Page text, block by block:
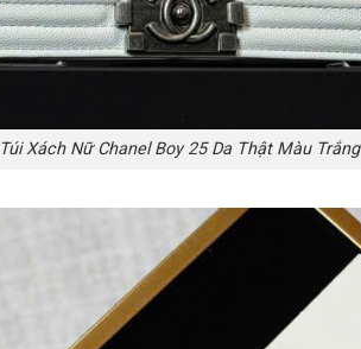
Túi Xách Nữ Chanel Boy 25 Da Thật Màu Trắng